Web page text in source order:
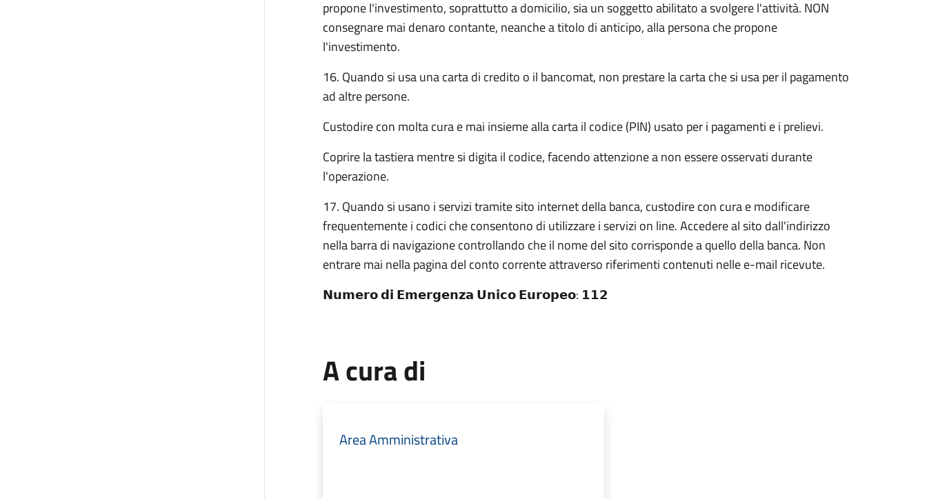
propone l'investimento, soprattutto a domicilio, sia un soggetto abilitato a svolgere l'attività. NON
consegnare mai denaro contante, neanche a titolo di anticipo, alla persona che propone
l'investimento.
16. Quando si usa una carta di credito o il bancomat, non prestare la carta che si usa per il pagamento
ad altre persone.
Custodire con molta cura e mai insieme alla carta il codice (PIN) usato per i pagamenti e i prelievi.
Coprire la tastiera mentre si digita il codice, facendo attenzione a non essere osservati durante
l'operazione.
17. Quando si usano i servizi tramite sito internet della banca, custodire con cura e modificare
frequentemente i codici che consentono di utilizzare i servizi on line. Accedere al sito dall'indirizzo
nella barra di navigazione controllando che il nome del sito corrisponde a quello della banca. Non
entrare mai nella pagina del conto corrente attraverso riferimenti contenuti nelle e-mail ricevute.
𝗡𝘂𝗺𝗲𝗿𝗼 𝗱𝗶 𝗘𝗺𝗲𝗿𝗴𝗲𝗻𝘇𝗮 𝗨𝗻𝗶𝗰𝗼 𝗘𝘂𝗿𝗼𝗽𝗲𝗼: 𝟭𝟭𝟮
A cura di
Area Amministrativa